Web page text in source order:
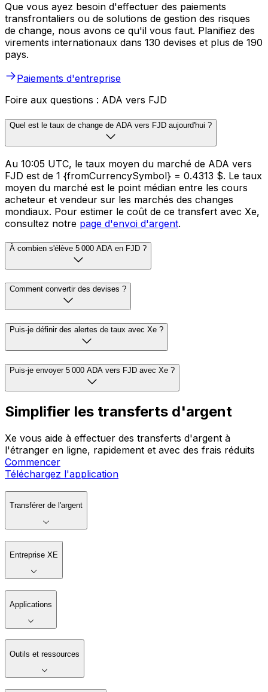
Que vous ayez besoin d'effectuer des paiements
transfrontaliers ou de solutions de gestion des risques
de change, nous avons ce qu'il vous faut. Planifiez des
virements internationaux dans 130 devises et plus de 190
pays.
Paiements d'entreprise
Foire aux questions : ADA vers FJD
Quel est le taux de change de ADA vers FJD aujourd'hui ?
Au 10:05 UTC, le taux moyen du marché de ADA vers
FJD est de 1 {fromCurrencySymbol} = 0.4313 $. Le taux
moyen du marché est le point médian entre les cours
acheteur et vendeur sur les marchés des changes
mondiaux. Pour estimer le coût de ce transfert avec Xe,
consultez notre page d'envoi d'argent.
À combien s'élève 5 000 ADA en FJD ?
Comment convertir des devises ?
Puis-je définir des alertes de taux avec Xe ?
Puis-je envoyer 5 000 ADA vers FJD avec Xe ?
Simplifier les transferts d'argent
Xe vous aide à effectuer des transferts d'argent à
l'étranger en ligne, rapidement et avec des frais réduits
Commencer
Téléchargez l'application
Transférer de l'argent
Entreprise XE
Applications
Outils et ressources